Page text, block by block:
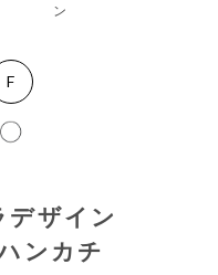
ン
F
デザイン
ンカチ